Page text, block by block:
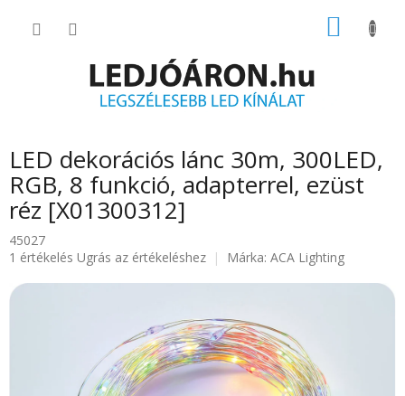
KOSÁR
LED dekorációs lánc 30m, 300LED,
RGB, 8 funkció, adapterrel, ezüst
réz [X01300312]
45027
A
átlagos
1 értékelés Ugrás az értékeléshez Márka: ACA Lighting